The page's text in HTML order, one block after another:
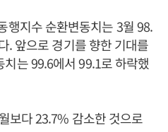
행지수 순환변동치는 3월 98.
. 앞으로 경기를 향한 기대를
는 99.6에서 99.1로 하락했
보다 23.7% 감소한 것으로